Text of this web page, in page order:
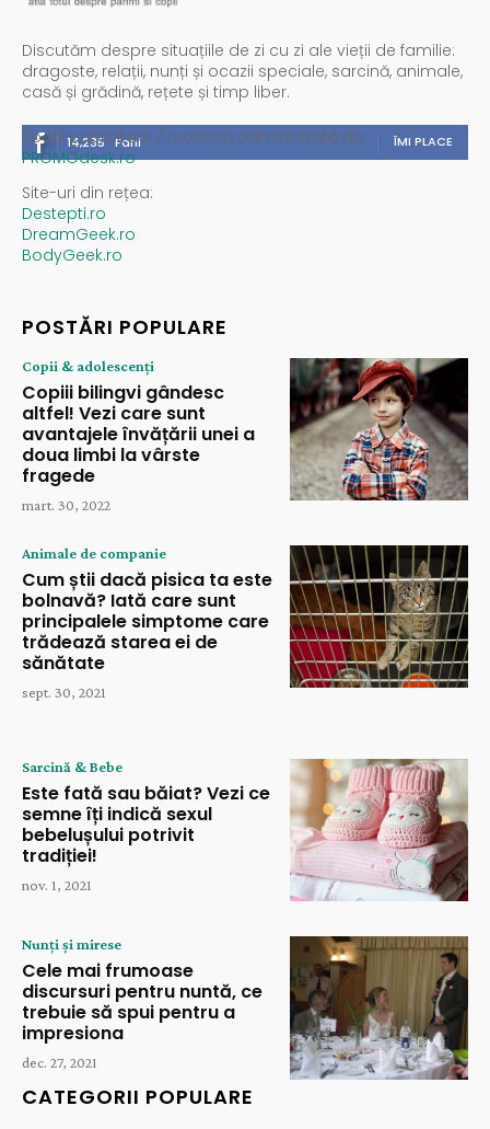
Discutăm despre situațiile de zi cu zi ale vieții de familie:
dragoste, relații, nunți și ocazii speciale, sarcină, animale,
casă și grădină, rețete și timp liber.
14,235 Fani ÎMI PLACE
Spații publicitare / reclamă administrată de
PROMOdesk.ro
Site-uri din rețea:
Destepti.ro
DreamGeek.ro
BodyGeek.ro
POSTĂRI POPULARE
Copii & adolescenți
Copiii bilingvi gândesc
altfel! Vezi care sunt
avantajele învățării unei a
doua limbi la vârste
fragede
mart. 30, 2022
Animale de companie
Cum știi dacă pisica ta este
bolnavă? Iată care sunt
principalele simptome care
trădează starea ei de
sănătate
sept. 30, 2021
Sarcină & Bebe
Este fată sau băiat? Vezi ce
semne îți indică sexul
bebelușului potrivit
tradiției!
nov. 1, 2021
Nunți și mirese
Cele mai frumoase
discursuri pentru nuntă, ce
trebuie să spui pentru a
impresiona
dec. 27, 2021
CATEGORII POPULARE